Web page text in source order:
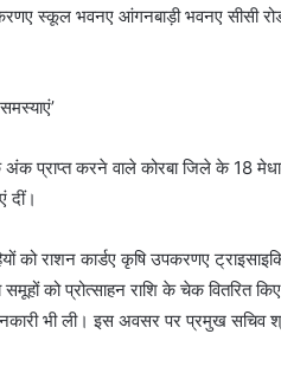
स्कूल भवनए आंगनबाड़ी भवनए सीसी
प्राप्त करने वाले कोरबा जिले के 18
दीं।
को राशन कार्डए कृषि उपकरणए
को प्रोत्साहन राशि के चेक वितरित
भी ली। इस अवसर पर प्रमुख सचिव